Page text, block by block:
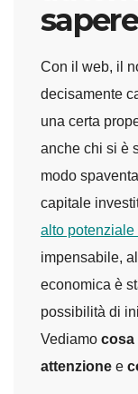
sapere
Con il web, il
decisamente
una certa
anche chi si è
modo
capitale
alto
impensabile,
economica è
possibilità di
Vediamo cosa
attenzione e